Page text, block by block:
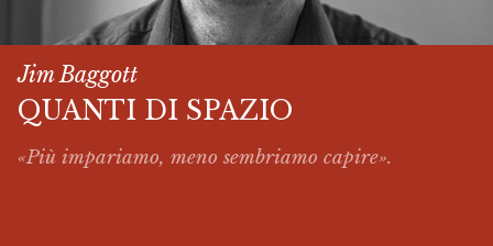
Jim Baggott
QUANTI DI SPAZIO
«Più impariamo, meno sembriamo capire».